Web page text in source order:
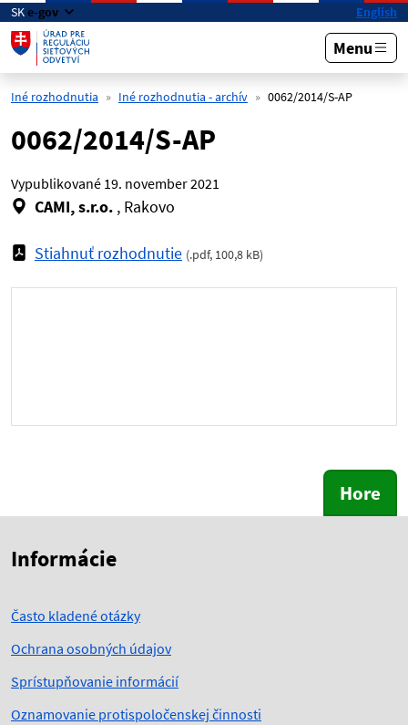
Preskočiť na hlavný obsah
SKe-gov English
Menu
Iné rozhodnutia Iné rozhodnutia - archív 0062/2014/S-AP
0062/2014/S-AP
Vypublikované 19. november 2021
CAMI, s.r.o. , Rakovo
Stiahnuť rozhodnutie (.pdf, 100,8 kB)
Hore
Informácie
Často kladené otázky
Ochrana osobných údajov
Sprístupňovanie informácií
Oznamovanie protispoločenskej činnosti